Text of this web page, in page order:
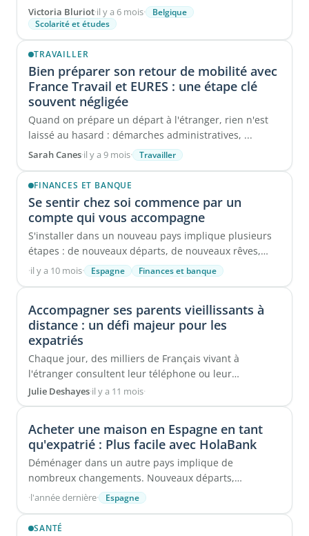
des ...
Victoria Bluriot·il y a 6 mois·
Belgique
Scolarité et études
TRAVAILLER
Bien préparer son retour de mobilité avec
France Travail et EURES : une étape clé
souvent négligée
Quand on prépare un départ à l'étranger, rien n'est
laissé au hasard : démarches administratives, ...
Sarah Canes·il y a 9 mois· Travailler
FINANCES ET BANQUE
Se sentir chez soi commence par un
compte qui vous accompagne
S'installer dans un nouveau pays implique plusieurs
étapes : de nouveaux départs, de nouveaux rêves,
mais aussi de ...
·il y a 10 mois· Espagne Finances et banque
Accompagner ses parents vieillissants à
distance : un défi majeur pour les
expatriés
Chaque jour, des milliers de Français vivant à
l'étranger consultent leur téléphone ou leur
ordinateur pour ...
Julie Deshayes·il y a 11 mois·
Acheter une maison en Espagne en tant
qu'expatrié : Plus facile avec HolaBank
Déménager dans un autre pays implique de
nombreux changements. Nouveaux départs,
nouvelles routines, nouveaux ...
·l'année dernière· Espagne
SANTÉ